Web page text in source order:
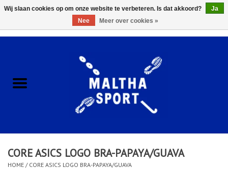
ACCESSOIRES/HARDWARE
KLEDING
CLUBSHOPS
CORE ASICS LOGO BRA-PAPAYA/GUAVA
HOME / CORE ASICS LOGO BRA-PAPAYA/GUAVA
Wij slaan cookies op om onze website te verbeteren. Is dat akkoord?
Ja
Nee
Meer over cookies »